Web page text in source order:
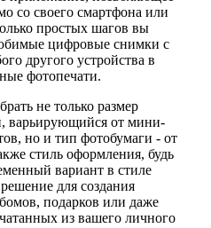
со своего смартфона или
простых шагов вы
цифровые снимки с
другого устройства в
фотопечати.
не только размер
варьирующийся от мини-
но и тип фотобумаги - от
стиль оформления, будь
вариант в стиле
для создания
подарков или даже
из вашего личного